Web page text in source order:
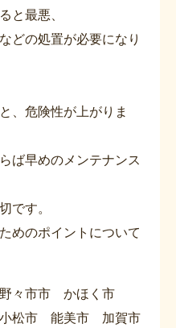
と最悪、
どの処置が必要になり
、危険性が上がりま
ば早めのメンテナンス
です。
めのポイントについて
々市市 かほく市
松市 能美市 加賀市